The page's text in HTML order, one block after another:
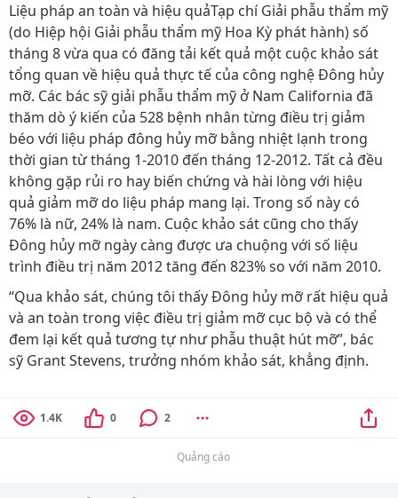
Liệu pháp an toàn và hiệu quảTạp chí Giải phẫu thẩm mỹ
(do Hiệp hội Giải phẫu thẩm mỹ Hoa Kỳ phát hành) số
tháng 8 vừa qua có đăng tải kết quả một cuộc khảo sát
tổng quan về hiệu quả thực tế của công nghệ Đông hủy
mỡ. Các bác sỹ giải phẫu thẩm mỹ ở Nam California đã
thăm dò ý kiến của 528 bệnh nhân từng điều trị giảm
béo với liệu pháp đông hủy mỡ bằng nhiệt lạnh trong
thời gian từ tháng 1-2010 đến tháng 12-2012. Tất cả đều
không gặp rủi ro hay biến chứng và hài lòng với hiệu
quả giảm mỡ do liệu pháp mang lại. Trong số này có
76% là nữ, 24% là nam. Cuộc khảo sát cũng cho thấy
Đông hủy mỡ ngày càng được ưa chuộng với số liệu
trình điều trị năm 2012 tăng đến 823% so với năm 2010.
“Qua khảo sát, chúng tôi thấy Đông hủy mỡ rất hiệu quả
và an toàn trong việc điều trị giảm mỡ cục bộ và có thể
đem lại kết quả tương tự như phẫu thuật hút mỡ”, bác
sỹ Grant Stevens, trưởng nhóm khảo sát, khẳng định.
1.4K 0 2
Quảng cáo